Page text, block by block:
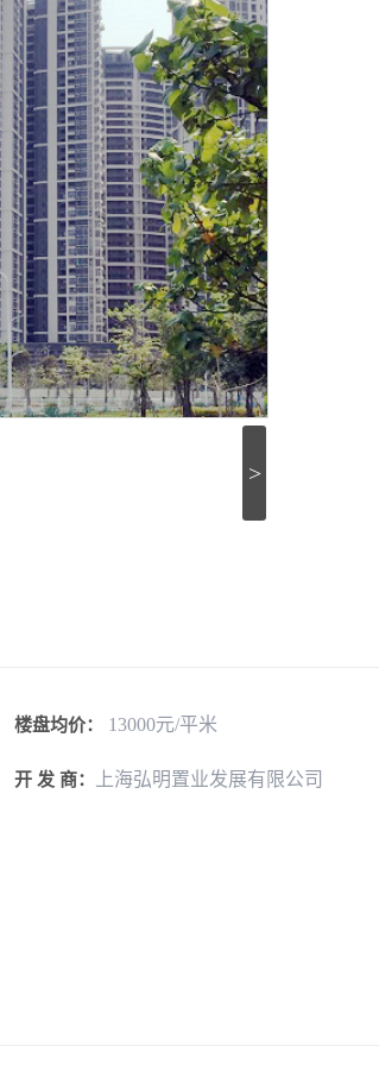
>
楼盘均价： 13000元/平米
开 发 商： 上海弘明置业发展有限公司